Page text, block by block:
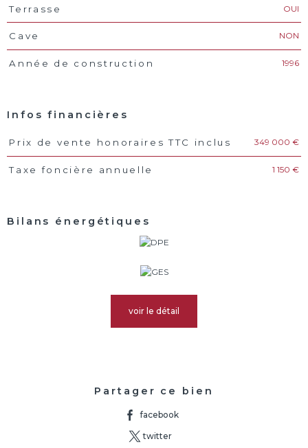
Terrasse OUI
Cave NON
Année de construction 1996
Infos financières
Caractéristiques Valeurs
Prix de vente honoraires TTC inclus 349 000 €
Taxe foncière annuelle 1 150 €
Bilans énergétiques
voir le détail
Partager ce bien
facebook
twitter